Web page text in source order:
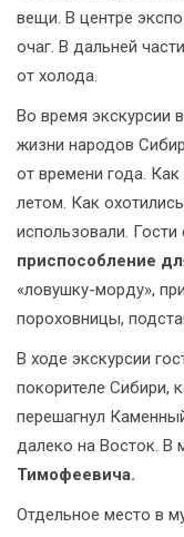
вещи. В центре
очаг. В дальней
от холода.
Во время экскурсии
жизни народов
от времени года.
летом. Как
использовали. Гости
приспособление
«ловушку-морду»,
пороховницы,
В ходе экскурсии
покорителе Сибири,
перешагнул
далеко на Восток. В
Тимофеевича.
Отдельное место в